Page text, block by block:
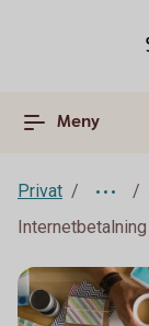
Meny
Privat
Internetbetalning